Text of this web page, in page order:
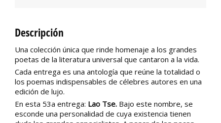
Descripción
Una colección única que rinde homenaje a los grandes
poetas de la literatura universal que cantaron a la vida.
Cada entrega es una antología que reúne la totalidad o
los poemas indispensables de célebres autores en una
edición de lujo.
En esta 53a entrega: Lao Tse. Bajo este nombre, se
esconde una personalidad de cuya existencia tienen